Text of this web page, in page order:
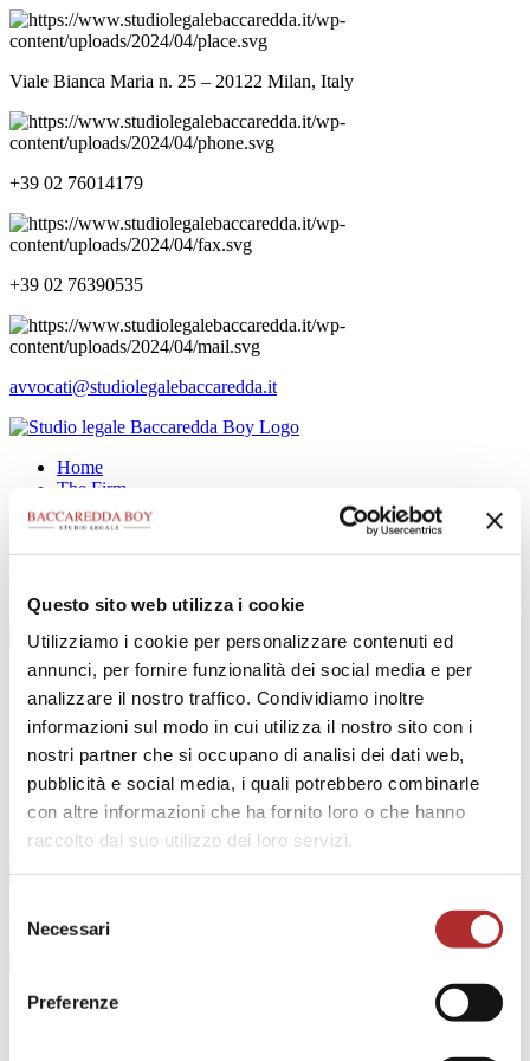
Questo sito web utilizza i cookie
Utilizziamo i cookie per personalizzare contenuti ed
annunci, per fornire funzionalità dei social media e per
analizzare il nostro traffico. Condividiamo inoltre
informazioni sul modo in cui utilizza il nostro sito con i
nostri partner che si occupano di analisi dei dati web,
pubblicità e social media, i quali potrebbero combinarle
con altre informazioni che ha fornito loro o che hanno
raccolto dal suo utilizzo dei loro servizi.
delNecessari
Preferenze
Viale Bianca Maria n. 25 – 20122 Milan, Italy
+39 02 76014179
+39 02 76390535
avvocati@studiolegalebaccaredda.it
Home
The Firm
Our Team
What we do
Publications and conferences
Contact Us
Home
The Firm
Our Team
What we do
Publications and conferences
News
Contact Us
Responsabilità penale dei